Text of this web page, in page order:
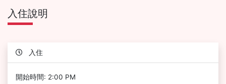
入住說明
入住
開始時間: 2:00 PM